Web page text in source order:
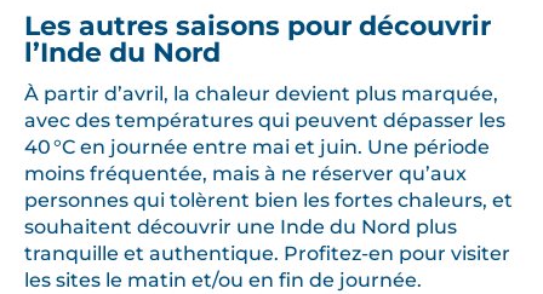
Les autres saisons pour découvrir
l’Inde du Nord
À partir d’avril, la chaleur devient plus marquée,
avec des températures qui peuvent dépasser les
40 °C en journée entre mai et juin. Une période
moins fréquentée, mais à ne réserver qu’aux
personnes qui tolèrent bien les fortes chaleurs, et
souhaitent découvrir une Inde du Nord plus
tranquille et authentique. Profitez-en pour visiter
les sites le matin et/ou en fin de journée.